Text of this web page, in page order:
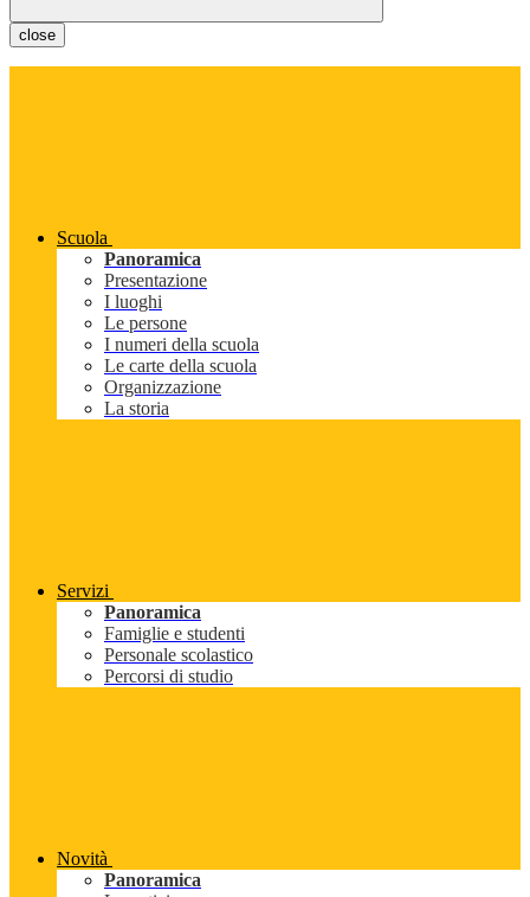
close
Scuola
Panoramica
Presentazione
I luoghi
Le persone
I numeri della scuola
Le carte della scuola
Organizzazione
La storia
Servizi
Panoramica
Famiglie e studenti
Personale scolastico
Percorsi di studio
Novità
Panoramica